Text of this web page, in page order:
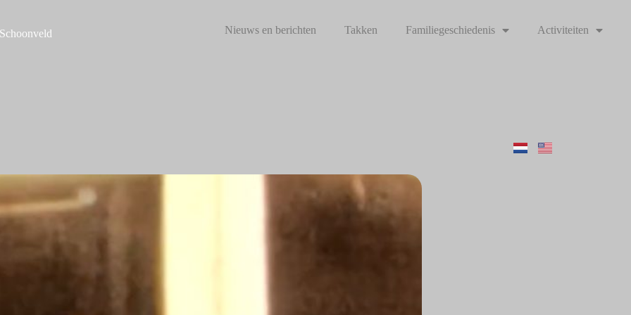
Nieuws en berichten Takken Familiegeschiedenis Activiteiten